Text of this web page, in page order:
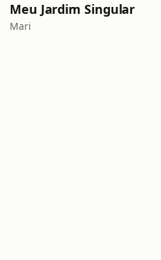
Meu Jardim Singular
Mari